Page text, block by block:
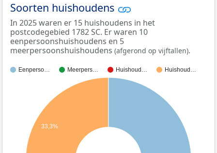
Soorten huishoudens
In 2025 waren er 15 huishoudens in het
postcodegebied 1782 SC. Er waren 10
eenpersoonshuishoudens en 5
meerpersoonshuishoudens (afgerond op vijftallen).
Eenperso… Meerpers… Huishoud… Huishoud…
33,3%